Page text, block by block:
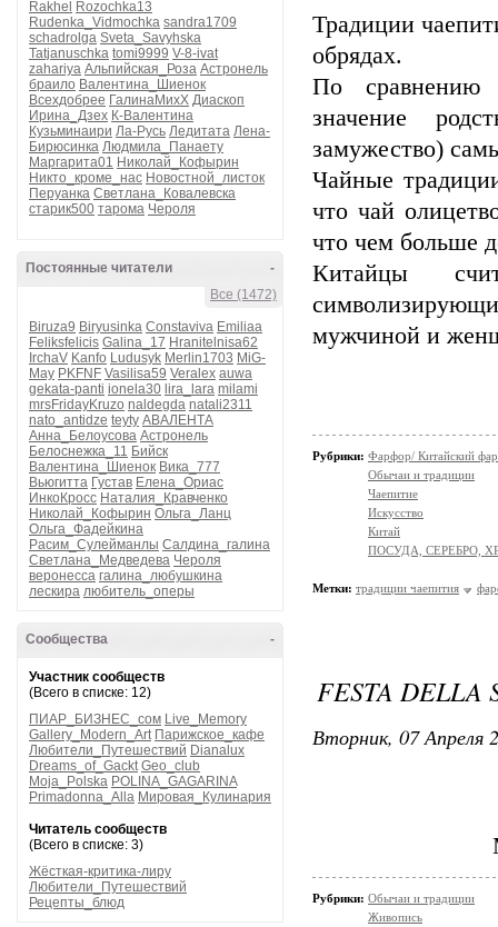
Rakhel
Rozochka13
Rudenka_Vidmochka sandra1709
schadrolga Sveta_Savyhska
Tatjanuschka tomi9999 V-8-ivat
zahariya Альпийская_Роза Астронель
браило Валентина_Шиенок
Всехдобрее ГалинаМихХ Диаскоп
Ирина_Дзех К-Валентина
Кузьминаири Ла-Русь Ледитата Лена-
Бирюсинка Людмила_Панаету
Маргарита01 Николай_Кофырин
Никто_кроме_нас Новостной_листок
Перуанка Светлана_Ковалевска
старик500 тарома Чероля
-
Постоянные читатели
Все (1472)
Biruza9 Biryusinka Constaviva Emiliaa
Feliksfelicis Galina_17 Hranitelnisa62
IrchaV Kanfo Ludusyk Merlin1703 MiG-
May PKFNF Vasilisa59 Veralex auwa
gekata-panti ionela30 lira_lara milami
mrsFridayKruzo naldegda natali2311
nato_antidze teyty АВАЛЕНТА
Анна_Белоусова Астронель
Белоснежка_11 Бийск
Валентина_Шиенок Вика_777
Вьюгитта Густав Елена_Ориас
ИнкоКросс Наталия_Кравченко
Николай_Кофырин Ольга_Ланц
Ольга_Фадейкина
Расим_Сулейманлы Салдина_галина
Светлана_Медведева Чероля
веронесса галина_любушкина
лескира любитель_оперы
-
Сообщества
Участник сообществ
(Всего в списке: 12)
ПИАР_БИЗНЕС_сом Live_Memory
Gallery_Modern_Art Парижское_кафе
Любители_Путешествий Dianalux
Dreams_of_Gackt Geo_club
Moja_Polska POLINA_GAGARINA
Primadonna_Alla Мировая_Кулинария
Читатель сообществ
(Всего в списке: 3)
Жёсткая-критика-лиру
Любители_Путешествий
Рецепты_блюд
Традиции
обрядах.
По сравнению
значение
замужество)
Чайные
что чай
что чем больше
Китайцы
мужчиной и
Рубрики: Фарфор/ Китайский
Обычаи и традиции
Чаепитие
Искусство
Китай
ПОСУДА, СЕРЕБРО,
Метки: традиции чаепития
FESTA
Вторник, 07 Апреля
Рубрики: Обычаи и традиции
Живопись